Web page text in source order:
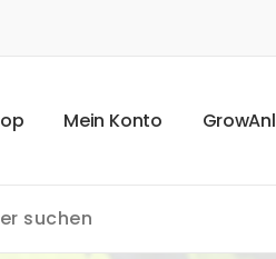
op Mein Konto GrowAnl